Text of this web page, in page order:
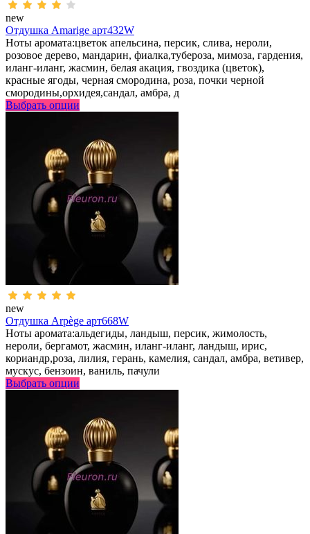
new
Отдушка Amarige арт432W
Ноты аромата:цветок апельсина, персик, слива, нероли,
розовое дерево, мандарин, фиалка,тубероза, мимоза, гардения,
иланг-иланг, жасмин, белая акация, гвоздика (цветок),
красные ягоды, черная смородина, роза, почки черной
смородины,орхидея,сандал, амбра, д
Выбрать опции
new
Отдушка Arpège арт668W
Ноты аромата:альдегиды, ландыш, персик, жимолость,
нероли, бергамот, жасмин, иланг-иланг, ландыш, ирис,
кориандр,роза, лилия, герань, камелия, сандал, амбра, ветивер,
мускус, бензоин, ваниль, пачули
Выбрать опции